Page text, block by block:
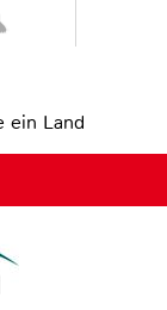
ein Land